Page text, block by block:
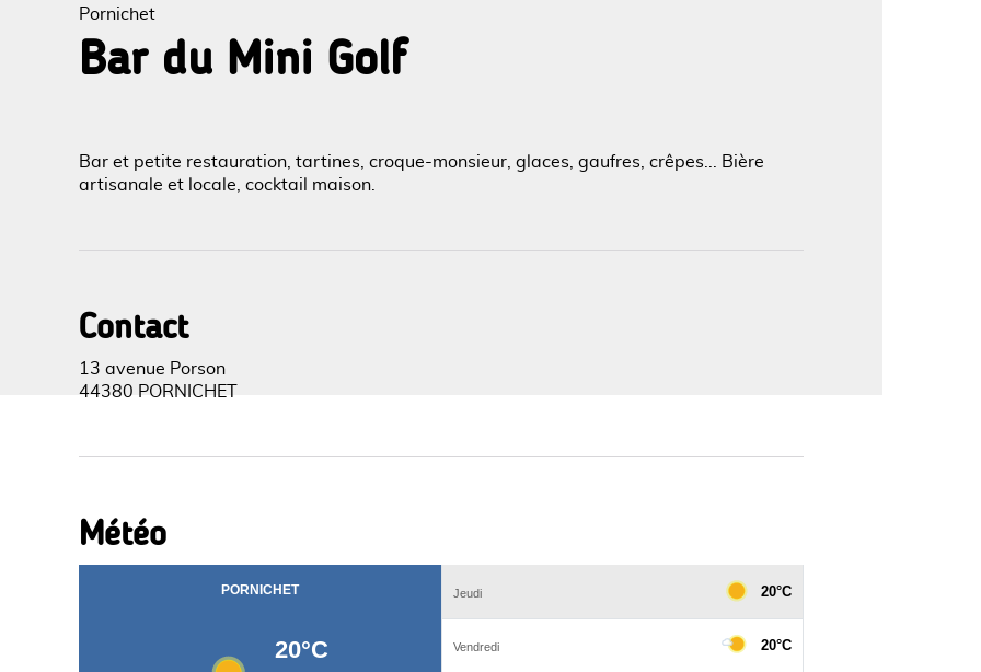
Pornichet
Bar du Mini Golf
Bar et petite restauration, tartines, croque-monsieur, glaces, gaufres, crêpes... Bière
artisanale et locale, cocktail maison.
Contact
13 avenue Porson
44380 PORNICHET
Météo